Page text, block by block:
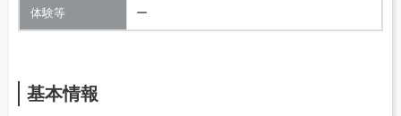
体験等 ー
基本情報